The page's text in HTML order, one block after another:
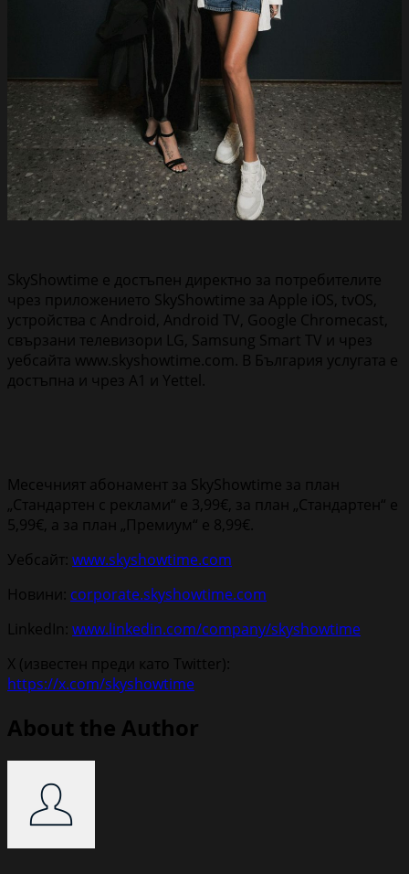
SkyShowtime е достъпен директно за потребителите
чрез приложението SkyShowtime за Apple iOS, tvOS,
устройства с Android, Android TV, Google Chromecast,
свързани телевизори LG, Samsung Smart TV и чрез
уебсайта www.skyshowtime.com. В България услугата е
достъпна и чрез A1 и Yettel.
Месечният абонамент за SkyShowtime за план
„Стандартен с реклами“ е 3,99€, за план „Стандартен“ е
5,99€, а за план „Премиум“ е 8,99€.
Уебсайт: www.skyshowtime.com
Новини: corporate.skyshowtime.com
LinkedIn: www.linkedin.com/company/skyshowtime
X (известен преди като Twitter):
https://x.com/skyshowtime
About the Author